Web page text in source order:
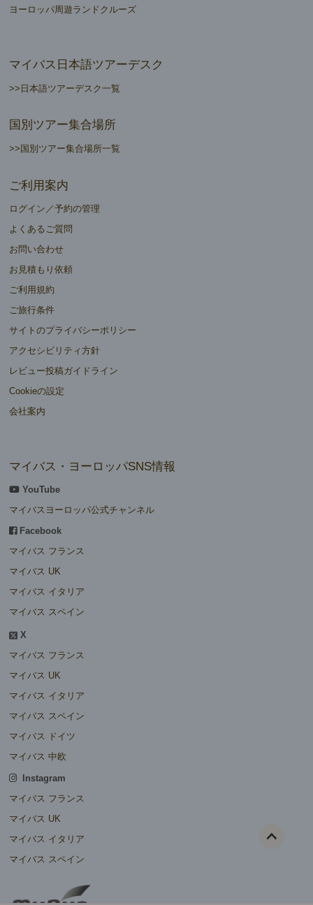
ヨーロッパ周遊ランドクルーズ
マイバス日本語ツアーデスク
>>日本語ツアーデスク一覧
国別ツアー集合場所
>>国別ツアー集合場所一覧
ご利用案内
ログイン／予約の管理
よくあるご質問
お問い合わせ
お見積もり依頼
ご利用規約
ご旅行条件
サイトのプライバシーポリシー
アクセシビリティ方針
レビュー投稿ガイドライン
Cookieの設定
会社案内
マイバス・ヨーロッパSNS情報
YouTube
マイバスヨーロッパ公式チャンネル
Facebook
マイバス フランス
マイバス UK
マイバス イタリア
マイバス スペイン
X
マイバス フランス
マイバス UK
マイバス イタリア
マイバス スペイン
マイバス ドイツ
マイバス 中欧
Instagram
マイバス フランス
マイバス UK
マイバス イタリア
マイバス スペイン